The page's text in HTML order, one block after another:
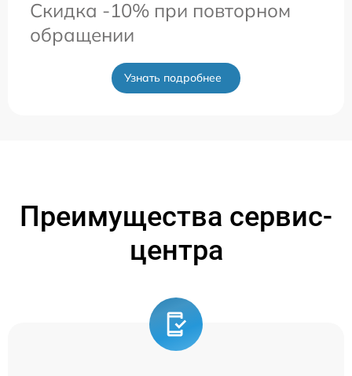
Скидка -10% при повторном
обращении
Узнать подробнее
Преимущества сервис-
центра